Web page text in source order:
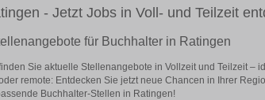
- Jetzt Jobs in Voll- und Teilzeit
für Buchhalter in Ratingen
Sie aktuelle Stellenangebote in Vollzeit und Teilzeit –
remote: Entdecken Sie jetzt neue Chancen in Ihrer
Buchhalter-Stellen in Ratingen!